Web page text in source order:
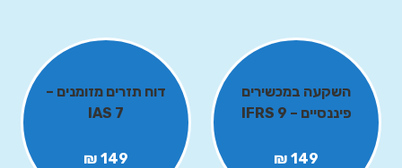
השקעה במכשירים
פיננסיים – IFRS 9
149 ₪
דוח תזרים מזומנים –
IAS 7
149 ₪